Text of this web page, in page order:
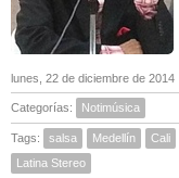
lunes, 22 de diciembre de 2014
Categorías: Notimúsica
Tags: salsa Medellín Cali
Latina Stereo